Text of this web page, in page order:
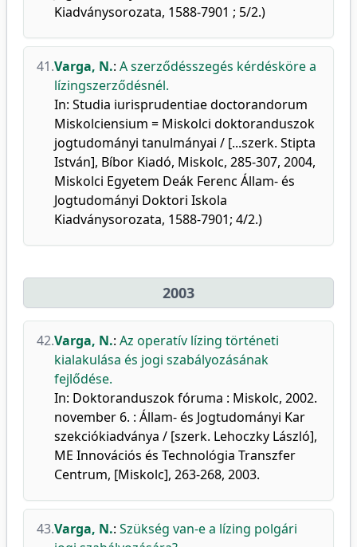
Kiadványsorozata, 1588-7901 ; 5/2.)
41.Varga, N.: A szerződésszegés kérdésköre a
lízingszerződésnél.
In: Studia iurisprudentiae doctorandorum
Miskolciensium = Miskolci doktoranduszok
jogtudományi tanulmányai / [...szerk. Stipta
István], Bíbor Kiadó, Miskolc, 285-307, 2004,
Miskolci Egyetem Deák Ferenc Állam- és
Jogtudományi Doktori Iskola
Kiadványsorozata, 1588-7901; 4/2.)
2003
42.Varga, N.: Az operatív lízing történeti
kialakulása és jogi szabályozásának
fejlődése.
In: Doktoranduszok fóruma : Miskolc, 2002.
november 6. : Állam- és Jogtudományi Kar
szekciókiadványa / [szerk. Lehoczky László],
ME Innovációs és Technológia Transzfer
Centrum, [Miskolc], 263-268, 2003.
43.Varga, N.: Szükség van-e a lízing polgári